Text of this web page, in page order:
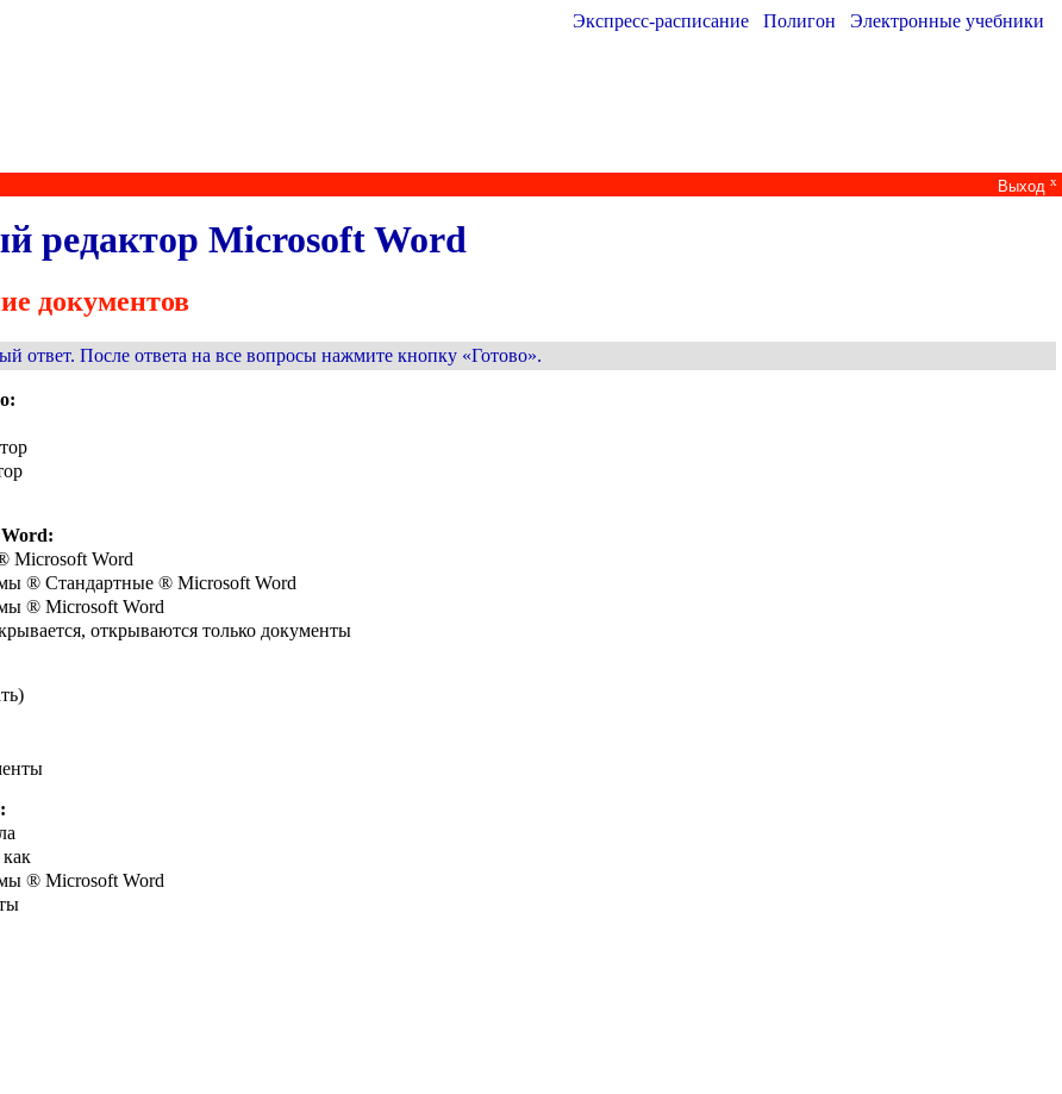
Экспресс-расписание Полигон Электронные учебники
Выход x
редактор Microsoft Word
документов
ответ. После ответа на все вопросы нажмите кнопку «Готово».
Microsoft Word
® Стандартные ® Microsoft Word
® Microsoft Word
открываются только документы
® Microsoft Word